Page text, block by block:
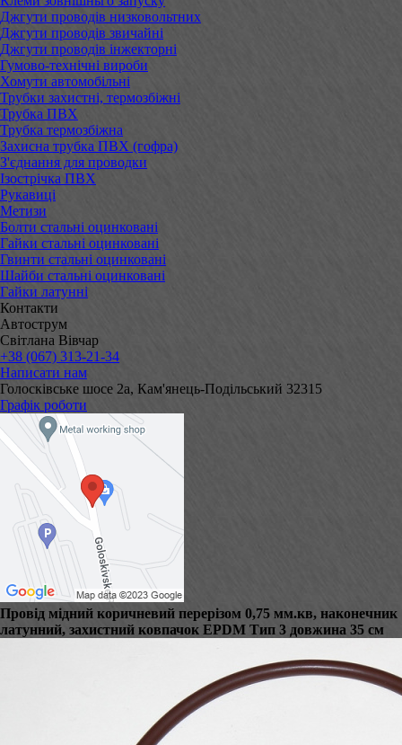
Джгути проводів низковольтних
Джгути проводів звичайні
Джгути проводів інжекторні
Гумово-технічні вироби
Хомути автомобільні
Трубки захистні, термозбіжні
Трубка ПВХ
Трубка термозбіжна
Захисна трубка ПВХ (гофра)
З'єднання для проводки
Ізострічка ПВХ
Рукавиці
Метизи
Болти стальні оцинковані
Гайки стальні оцинковані
Гвинти стальні оцинковані
Шайби стальні оцинковані
Гайки латунні
Контакти
Автострум
Світлана Вівчар
+38 (067) 313-21-34
Написати нам
Голосківське шосе 2а, Кам'янець-Подільський 32315
Графік роботи
Провід мідний коричневий перерізом 0,75 мм.кв, наконечник
латунний, захистний ковпачок EPDM Тип 3 довжина 35 см